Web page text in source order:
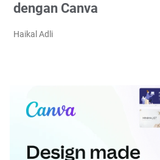
dengan Canva
Haikal Adli